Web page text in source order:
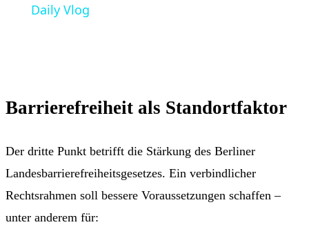
Daily Vlog
Barrierefreiheit als Standortfaktor
Der dritte Punkt betrifft die Stärkung des Berliner
Landesbarrierefreiheitsgesetzes. Ein verbindlicher
Rechtsrahmen soll bessere Voraussetzungen schaffen –
unter anderem für: